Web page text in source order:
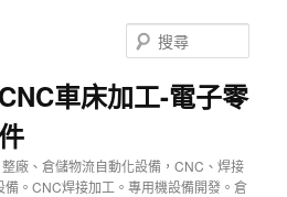
車床加工-電子零
廠、倉儲物流自動化設備，CNC、焊接
。CNC焊接加工。專用機設備開發。倉
尋